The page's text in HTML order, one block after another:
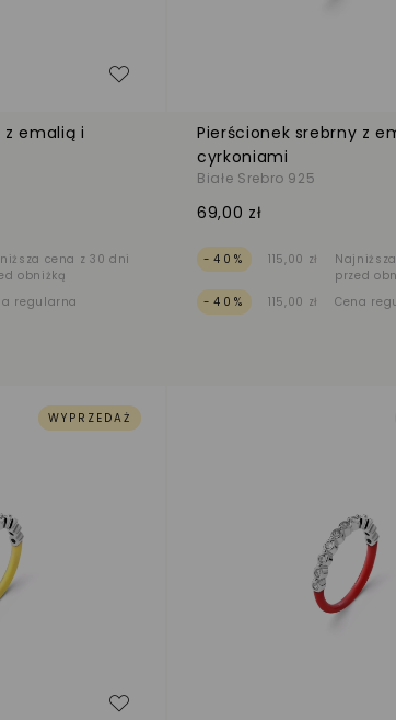
z emalią i
cena z 30 dni
obniżką
regularna
Dodaj do listy życzeń
Pierścionek srebrny z
cyrkoniami
Białe Srebro 925
69,00 zł
-40% 115,00 zł
przed
-40%
115,00 zł Cena
WYPRZEDAŻ
Dodaj do listy życzeń